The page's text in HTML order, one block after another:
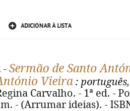
ADICIONAR À LISTA
- Sermão de Santo
Vieira :
Carvalho. - 1ª ed. -
- (Arrumar ideias). -